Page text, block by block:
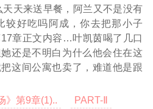
天天来送早餐，阿兰又不是没有
较好吃吗阿成，你去把那小子
章正文内容… 叶凯茵喝了几口
还是不明白为什么他会住在这
这间公寓也卖了，难道他是跟
》第9章(1)..
PART-Ⅱ